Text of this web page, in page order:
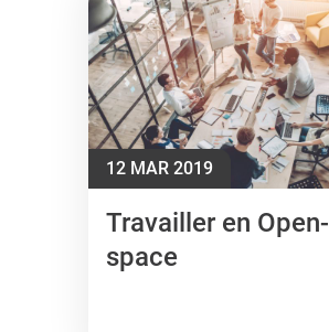
12 MAR 2019
Travailler en Open-
space